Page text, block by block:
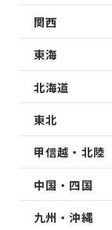
関西
東海
北海道
東北
甲信越・北陸
中国・四国
九州・沖縄